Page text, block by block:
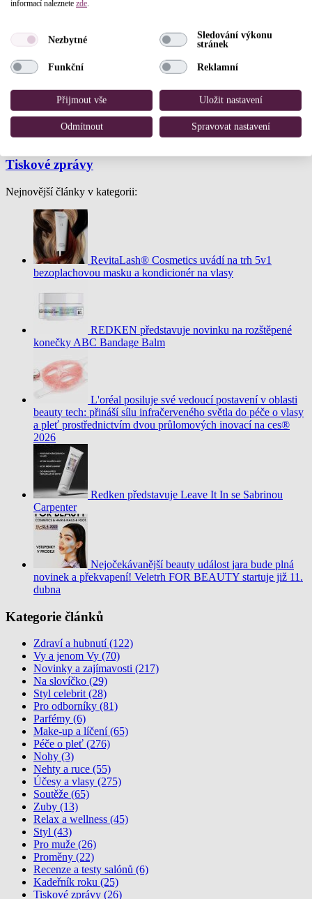
Tiskové zprávy
Nejnovější články v kategorii:
RevitaLash® Cosmetics uvádí na trh 5v1
bezoplachovou masku a kondicionér na vlasy
REDKEN představuje novinku na rozštěpené
konečky ABC Bandage Balm
L'oréal posiluje své vedoucí postavení v oblasti
beauty tech: přináší sílu infračerveného světla do péče o vlasy
a pleť prostřednictvím dvou průlomových inovací na ces®
2026
Redken představuje Leave It In se Sabrinou
Carpenter
Nejočekávanější beauty událost jara bude plná
novinek a překvapení! Veletrh FOR BEAUTY startuje již 11.
dubna
Kategorie článků
Zdraví a hubnutí (122)
Vy a jenom Vy (70)
Novinky a zajímavosti (217)
Na slovíčko (29)
Styl celebrit (28)
Pro odborníky (81)
Parfémy (6)
Make-up a líčení (65)
Péče o pleť (276)
Nohy (3)
Nehty a ruce (55)
Účesy a vlasy (275)
Soutěže (65)
Zuby (13)
Relax a wellness (45)
Styl (43)
Pro muže (26)
Proměny (22)
Recenze a testy salónů (6)
Kadeřník roku (25)
Tiskové zprávy (26)
informací naleznete zde.
Nezbytné
Sledování výkonu
stránek
Funkční Reklamní
Přijmout vše Uložit nastavení
Odmítnout Spravovat nastavení